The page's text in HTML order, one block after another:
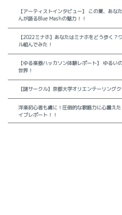
【アーティストインタビュー】 この夏、あ
んが語るBlue Mashの魅力！！
【2022ミナホ】あなたはミナホをどう歩く？
ル組んでみた！
【ゆる楽器ハッカソン体験レポート】 ゆるい
世界！
【謎サークル】京都大学オリエンテーリング
洋楽初心者も虜に！圧倒的な歌唱力に心震え
イブレポート！！